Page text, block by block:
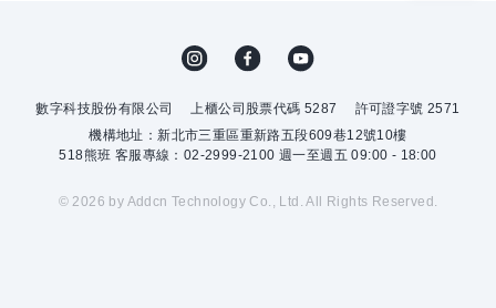
數字科技股份有限公司 上櫃公司股票代碼 5287
許可證字號 2571
機構地址：新北市三重區重新路五段609巷12號10樓
518熊班 客服專線：02-2999-2100 週一至週五 09:00 - 18:00
© 2026 by Addcn Technology Co., Ltd. All Rights Reserved.